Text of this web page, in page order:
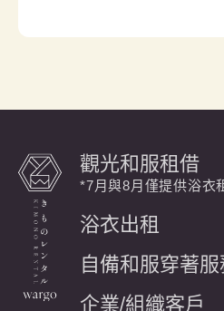
觀光和服租借
*7月與8月僅提供浴衣
浴衣出租
自備和服穿著服
企業/組織客戶